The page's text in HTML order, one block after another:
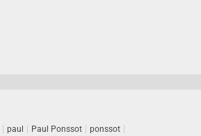
paul Paul Ponssot
ponssot